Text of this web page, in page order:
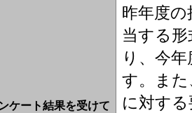
ケート結果を受けて
昨年度
当する
り、今
す。ま
に対す